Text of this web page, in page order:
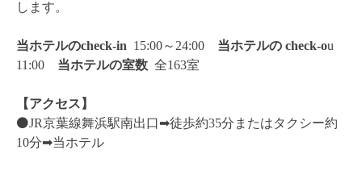
します。
当ホテルのcheck-in 15:00～24:00 当ホテルの check-ou
11:00 当ホテルの室数 全163室
【アクセス】
⚫️JR京葉線舞浜駅南出口➡︎徒歩約35分またはタクシー約
10分➡︎当ホテル